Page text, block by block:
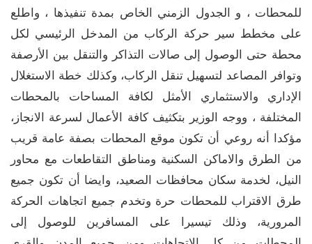
للمحطات ، و الجدول الزمني الخاص بمدة تنفيذها ، واطلع
على مخطط سير حركة الركاب من المدخل الرئيسي لكل
محطة حتى الوصول إلى صالات التذاكر والتنقل بين الأرصفة
وتوافر المصاعد لتسهيل تنقل الركاب، وكذلك خطة الاستغلال
الإداري والاستثماري الأمثل لكافة المساحات بالمحطات
المختلفة ، ووجه الوزير بتكثيف كافة الأعمال لسرعة الانجاز،
مؤكدا أنه روعي أن تكون موقع المحطات بصفة عامة قريب
من الطرق والاماكن السكنية ومناطق التقاطعات مع محاور
النيل، لخدمة سكان محافظات الصعيد، وايضا أن تكون جميع
طرق الاقتراب للمحطات حرة وتخدم جميع اتجاهات الحركة
المرورية، وذلك تيسيرا على المسافرين للوصول إلى